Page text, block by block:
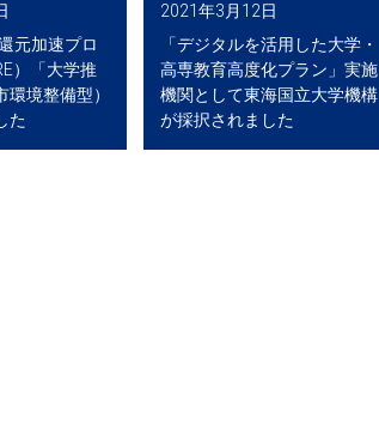
元加速プロ
）「大学推
境整備型）
た
2021年3月12日
「デジタルを活用した大学・
高専教育高度化プラン」実施
機関として東海国立大学機構
が採択されました